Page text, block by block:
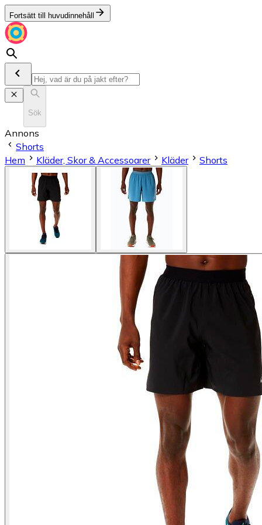
Fortsätt till huvudinnehåll
Sök
Annons
Shorts
Hem
Kläder, Skor & Accessoarer Kläder Shorts